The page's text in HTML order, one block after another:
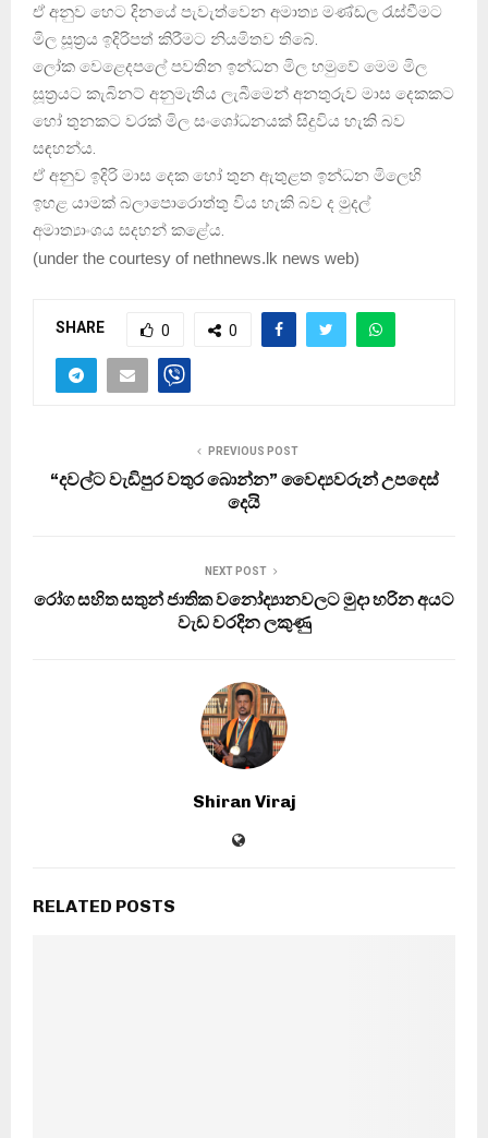
ඒ අනුව හෙට දිනයේ පැවැත්වෙන අමාත්‍ය මණ්ඩල රැස්වීමට
මිල සූත්‍රය ඉදිරිපත් කිරීමට නියමිතව තිබේ.
ලෝක වෙළෙදපලේ පවතින ඉන්ධන මිල හමුවේ මෙම මිල
සූත්‍රයට කැබිනට් අනුමැතිය ලැබීමෙන් අනතුරුව මාස දෙකකට
හෝ තුනකට වරක් මිල සංශෝධනයක් සිදුවිය හැකි බව
සඳහන්ය.
ඒ අනුව ඉදිරි මාස දෙක හෝ තුන ඇතුළත ඉන්ධන මිලෙහි
ඉහළ යාමක් බලාපොරොත්තු විය හැකි බව ද මුදල්
අමාත්‍යාංශය සදහන් කළේය.
(under the courtesy of nethnews.lk news web)
SHARE 0 0
PREVIOUS POST
“දවල්ට වැඩිපුර වතුර බොන්න” වෛද්‍යවරුන් උපදෙස්
දෙයි
NEXT POST
රෝග සහිත සතුන් ජාතික වනෝද්‍යානවලට මුදා හරින අයට
වැඩ වරදින ලකුණු
Shiran Viraj
RELATED POSTS